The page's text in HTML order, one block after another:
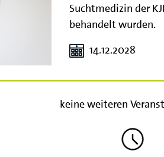
Suchtmedizin der
behandelt wurden.
14.12.2028
keine weiteren
Lade